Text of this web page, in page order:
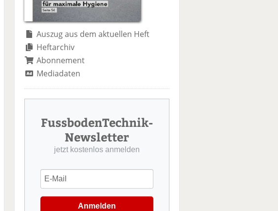
Auszug aus dem aktuellen Heft
Heftarchiv
Abonnement
Mediadaten
FussbodenTechnik-
Newsletter
jetzt kostenlos anmelden
Anmelden